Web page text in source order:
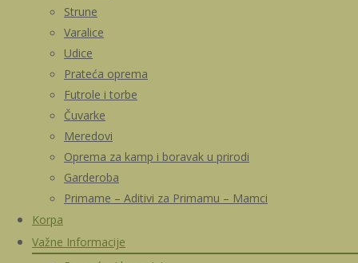
Strune
Varalice
Udice
Prateća oprema
Futrole i torbe
Čuvarke
Meredovi
Oprema za kamp i boravak u prirodi
Garderoba
Primame – Aditivi za Primamu – Mamci
Korpa
Važne Informacije